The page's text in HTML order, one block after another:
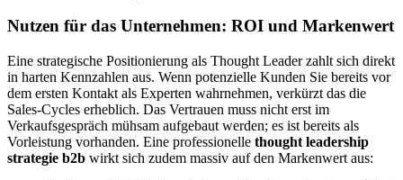
Nutzen für das Unternehmen: ROI und Markenwert
Eine strategische Positionierung als Thought Leader zahlt sich direkt
in harten Kennzahlen aus. Wenn potenzielle Kunden Sie bereits vor
dem ersten Kontakt als Experten wahrnehmen, verkürzt das die
Sales-Cycles erheblich. Das Vertrauen muss nicht erst im
Verkaufsgespräch mühsam aufgebaut werden; es ist bereits als
Vorleistung vorhanden. Eine professionelle thought leadership
strategie b2b wirkt sich zudem massiv auf den Markenwert aus: